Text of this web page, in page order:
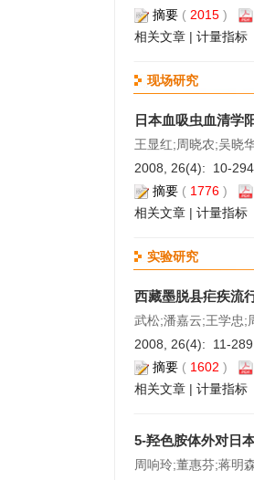
摘要 ( 2015 )
相关文章 | 计量指标
现场研究
日本血吸虫血清学
王显红;周晓农;吴晓
2008, 26(4): 10-
摘要 ( 1776 )
相关文章 | 计量指标
实验研究
西藏墨脱县疟疾流
武松;潘嘉云;王学忠;
2008, 26(4): 11-
摘要 ( 1602 )
相关文章 | 计量指标
5-羟色胺体外对日
周响玲;董惠芬;蒋明